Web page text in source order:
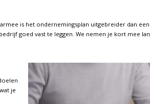
is het ondernemingsplan uitgebreider dan een
goed vast te leggen. We nemen je kort mee
je